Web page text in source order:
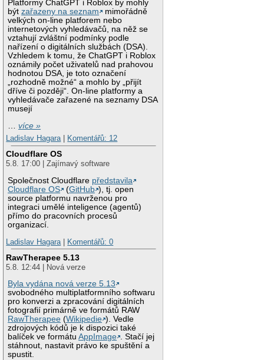
Platformy ChatGPT i Roblox by mohly
býtzařazeny na seznam
mimořádně
velkých on-line platforem nebo
internetových vyhledávačů, na něž se
vztahují zvláštní podmínky podle
nařízení o digitálních službách (DSA).
Vzhledem k tomu, že ChatGPT i Roblox
oznámily počet uživatelů nad prahovou
hodnotou DSA, je toto označení
„rozhodně možné“ a mohlo by „přijít
dříve či později“. On-line platformy a
vyhledávače zařazené na seznamy DSA
musejí
…více »
Ladislav Hagara| Komentářů: 12
Cloudflare OS
5.8. 17:00 | Zajímavý software
Společnost Cloudflare představila
Cloudflare OS
(GitHub ), tj. open
source platformu navrženou pro
integraci umělé inteligence (agentů)
přímo do pracovních procesů
organizací.
Ladislav Hagara| Komentářů: 0
RawTherapee 5.13
5.8. 12:44 | Nová verze
Byla vydána nová verze 5.13
svobodného multiplatformního softwaru
pro konverzi a zpracování digitálních
fotografií primárně ve formátů RAW
RawTherapee (Wikipedie ). Vedle
zdrojových kódů je k dispozici také
balíček ve formátuAppImage . Stačí jej
stáhnout, nastavit právo ke spuštění a
spustit.